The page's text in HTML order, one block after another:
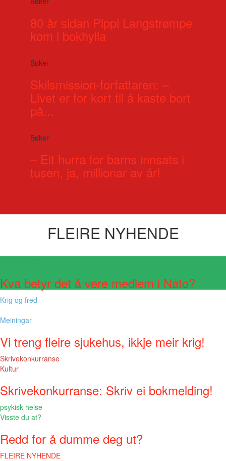
80 år sidan Pippi Langstrømpe
kom i bokhylla
Bøker
Skilsmission-forfattaren: –
Livet er for kort til å kaste bort
på...
Bøker
– Eit hurra for barns innsats i
tusen, ja, millionar av år!
FLEIRE NYHENDE
Kva betyr det å vere medlem i Nato?
Krig og fred
Meiningar
Vi treng fleire sjukehus, ikkje meir krig!
Skrivekonkurranse
Kultur
Skrivekonkurranse: Skriv ei bokmelding!
psykisk helse
Visste du at?
Redd for å dumme deg ut?
FLEIRE NYHENDE